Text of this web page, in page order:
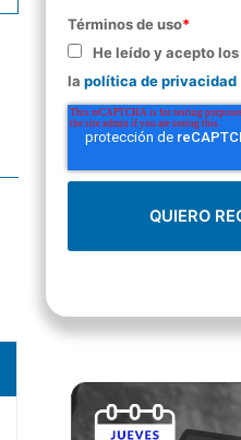
Términos de uso*
He leído y acepto los
la política de privacidad